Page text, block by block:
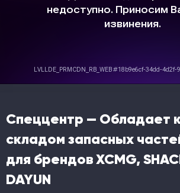
Спеццентр — Обладает
складом запасных
для брендов XCMG,
DAYUN